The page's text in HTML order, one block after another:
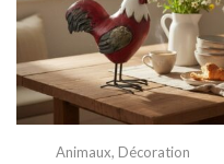
Animaux, Décoration